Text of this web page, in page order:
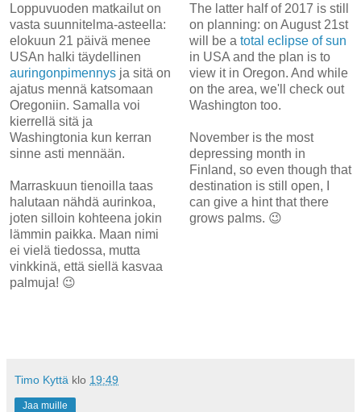
Loppuvuoden matkailut on
vasta suunnitelma-asteella:
elokuun 21 päivä menee
USAn halki täydellinen
auringonpimennys ja sitä on
ajatus mennä katsomaan
Oregoniin. Samalla voi
kierrellä sitä ja
Washingtonia kun kerran
sinne asti mennään.
Marraskuun tienoilla taas
halutaan nähdä aurinkoa,
joten silloin kohteena jokin
lämmin paikka. Maan nimi
ei vielä tiedossa, mutta
vinkkinä, että siellä kasvaa
palmuja! 😉
The latter half of 2017 is still
on planning: on August 21st
will be a total eclipse of sun
in USA and the plan is to
view it in Oregon. And while
on the area, we'll check out
Washington too.
November is the most
depressing month in
Finland, so even though that
destination is still open, I
can give a hint that there
grows palms. 😉
Timo Kyttä klo 19:49
Jaa muille